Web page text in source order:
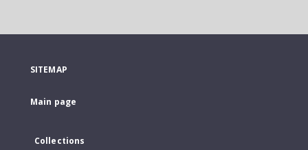
SITEMAP
Main page
Collections